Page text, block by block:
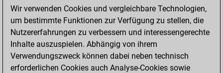
You achieved a
BeautyScore of 2
Fritz
achieved a new Elo
of 1589
Wir verwenden Cookies und vergleichbare Technologien,
um bestimmte Funktionen zur Verfügung zu stellen, die
Nutzererfahrungen zu verbessern und interessengerechte
Inhalte auszuspielen. Abhängig von ihrem
Verwendungszweck können dabei neben technisch
erforderlichen Cookies auch Analyse-Cookies sowie